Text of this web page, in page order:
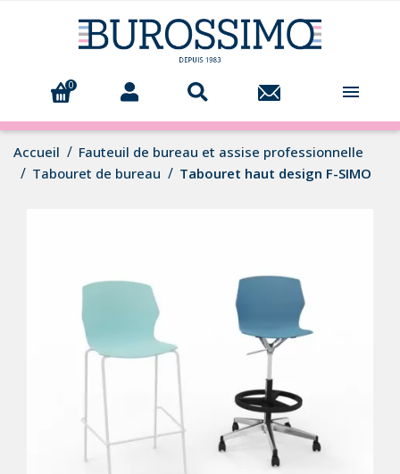
0 
Accueil
Fauteuil de bureau et assise professionnelle
Tabouret de bureau
Tabouret haut design F-SIMO